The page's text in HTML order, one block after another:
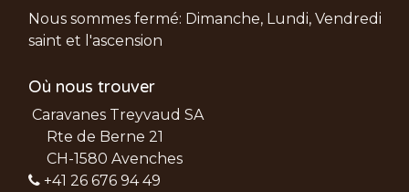
Nous sommes fermé: Dimanche, Lundi, Vendredi
saint et l'ascension
Où nous trouver
Caravanes Treyvaud SA
Rte de Berne 21
CH-1580 Avenches
+41 26 676 94 49